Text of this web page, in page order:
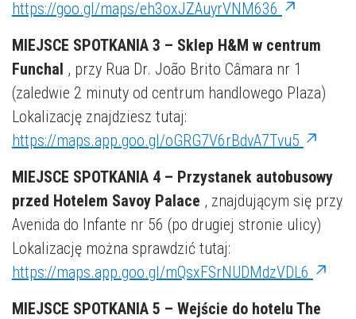
https://goo.gl/maps/eh3oxJZAuyrVNM636
MIEJSCE SPOTKANIA 3 – Sklep H&M w centrum
Funchal , przy Rua Dr. João Brito Câmara nr 1
(zaledwie 2 minuty od centrum handlowego Plaza)
Lokalizację znajdziesz tutaj:
https://maps.app.goo.gl/oGRG7V6rBdvA7Tvu5
MIEJSCE SPOTKANIA 4 – Przystanek autobusowy
przed Hotelem Savoy Palace , znajdującym się przy
Avenida do Infante nr 56 (po drugiej stronie ulicy)
Lokalizację można sprawdzić tutaj:
https://maps.app.goo.gl/mQsxFSrNUDMdzVDL6
MIEJSCE SPOTKANIA 5 – Wejście do hotelu The